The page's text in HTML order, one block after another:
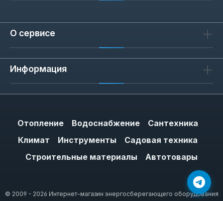
О сервисе
Информация
Отопление Водоснабжение
Сантехника
Климат
Инструменты
Садовая техника
Строительные материалы
Автотовары
© 2009 - 2026 Интернет-магазин энергосберегающего оборудования